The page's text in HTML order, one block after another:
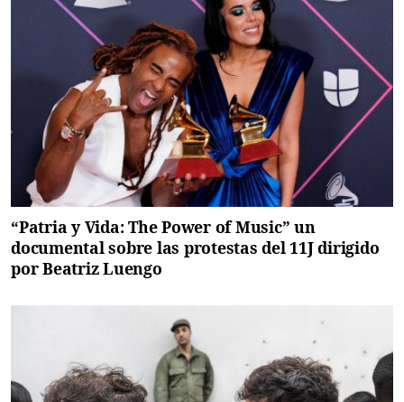
“Patria y Vida: The Power of Music” un
documental sobre las protestas del 11J dirigido
por Beatriz Luengo